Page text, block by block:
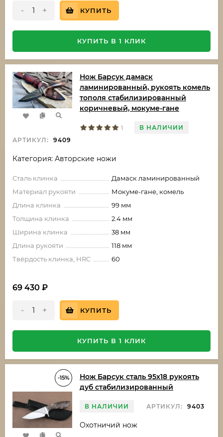
- + КУПИТЬ
КУПИТЬ В 1 КЛИК
Нож Барсук дамаск
ламинированный, рукоять комель
тополя стабилизированный
коричневый, мокуме-гане
1
В НАЛИЧИИ
АРТИКУЛ:
9409
Категория: Авторские ножи
Сталь клинка
Дамаск ламинированный
Материал рукояти
Мокуме-гане, комель
Длина клинка
99 мм
Толщина клинка
2.4 мм
Ширина клинка
38 мм
Длина рукояти
118 мм
Твёрдость клинка, HRC
60
69 430 ₽
- + КУПИТЬ
КУПИТЬ В 1 КЛИК
-15%
Нож Барсук сталь 95х18 рукоять
дуб стабилизированный
В НАЛИЧИИ АРТИКУЛ: 9403
Охотничий нож